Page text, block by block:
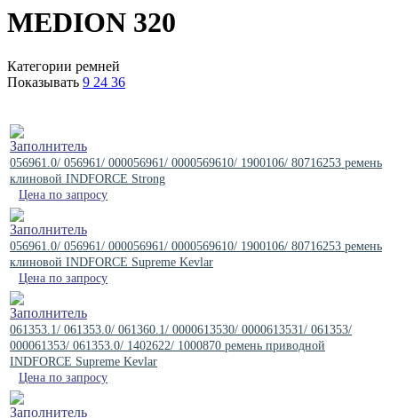
MEDION 320
Категории ремней
Показывать 9 24 36
056961.0/ 056961/ 000056961/ 0000569610/ 1900106/ 80716253 ремень
клиновой INDFORCE Strong
Цена по запросу
056961.0/ 056961/ 000056961/ 0000569610/ 1900106/ 80716253 ремень
клиновой INDFORCE Supreme Kevlar
Цена по запросу
061353.1/ 061353.0/ 061360.1/ 0000613530/ 0000613531/ 061353/
000061353/ 061353.0/ 1402622/ 1000870 ремень приводной
INDFORCE Supreme Kevlar
Цена по запросу